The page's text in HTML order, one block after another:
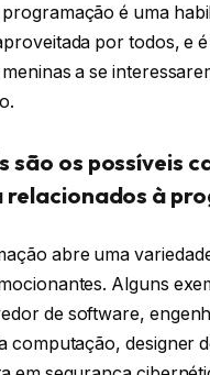
é uma
por todos, e
a se
são os possíveis
relacionados à
abre uma
Alguns
de software,
computação, designer